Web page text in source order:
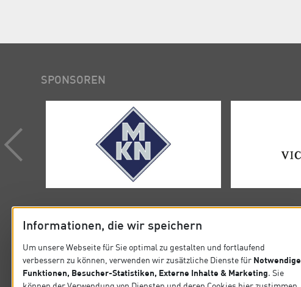
SPONSOREN
KONTAKT SITEMAP
Informationen, die wir speichern
Um unsere Webseite für Sie optimal zu gestalten und fortlaufend
verbessern zu können, verwenden wir zusätzliche Dienste für Notwendige
Funktionen, Besucher-Statistiken, Externe Inhalte & Marketing. Sie